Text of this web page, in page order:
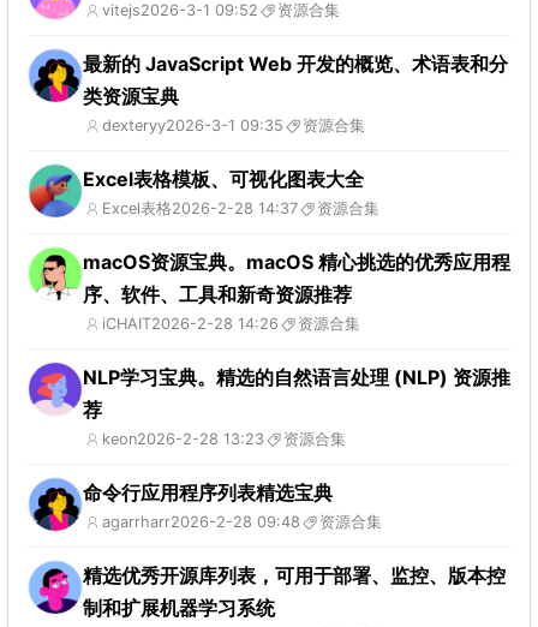
vitejs2026-3-1 09:52 资源合集
最新的 JavaScript Web 开发的概览、术语表和分
类资源宝典
dexteryy2026-3-1 09:35 资源合集
Excel表格模板、可视化图表大全
Excel表格2026-2-28 14:37 资源合集
macOS资源宝典。macOS 精心挑选的优秀应用程
序、软件、工具和新奇资源推荐
iCHAIT2026-2-28 14:26 资源合集
NLP学习宝典。精选的自然语言处理 (NLP) 资源推
荐
keon2026-2-28 13:23 资源合集
命令行应用程序列表精选宝典
agarrharr2026-2-28 09:48 资源合集
精选优秀开源库列表，可用于部署、监控、版本控
制和扩展机器学习系统